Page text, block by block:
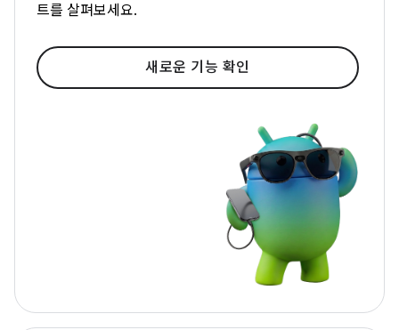
트를 살펴보세요.
새로운 기능 확인